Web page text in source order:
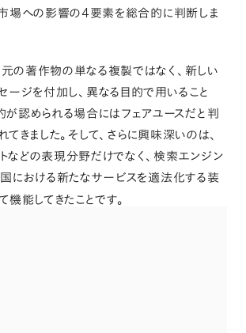
市場への影響の4要素を総合的に判断しま
元の著作物の単なる複製ではなく 、 新しい
ージを付加し 、 異なる目的で用いること
が認められる場合にはフェアユースだと判
てきました。 そして、 さらに興味深いのは、
などの表現分野だけでなく 、 検索エンジン
における新たなサービスを適法化する装
機能してきたことです。